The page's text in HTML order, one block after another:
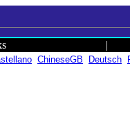
|
ChineseGB Deutsch